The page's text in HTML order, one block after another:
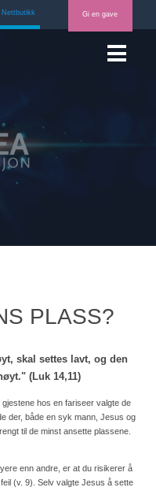
Nettbutikk Gi en gave
PLASS?
skal settes lavt, og den
(Luk 14,11)
hos en fariseer valgte de
der, både en syk mann, Jesus og
til de minst ansette plassene.
enn andre, er at du risikerer å
(v. 9). Selv valgte Jesus å sette